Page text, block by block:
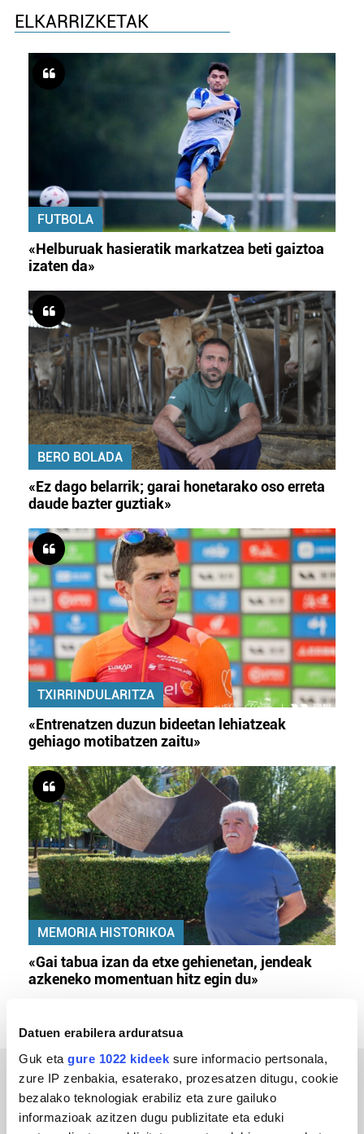
Datuen erabilera arduratsua
Guk eta gure 1022 kideek sure informacio pertsonala,
zure IP zenbakia, esaterako, prozesatzen ditugu, cookie
bezalako teknologiak erabiliz eta zure gailuko
informazioak azitzen dugu publizitate eta eduki
ELKARRIZKETAK
FUTBOLA
«Helburuak hasieratik markatzea beti gaiztoa
izaten da»
BERO BOLADA
«Ez dago belarrik; garai honetarako oso erreta
daude bazter guztiak»
TXIRRINDULARITZA
«Entrenatzen duzun bideetan lehiatzeak
gehiago motibatzen zaitu»
MEMORIA HISTORIKOA
«Gai tabua izan da etxe gehienetan, jendeak
azkeneko momentuan hitz egin du»
ERREPORTAJEAK